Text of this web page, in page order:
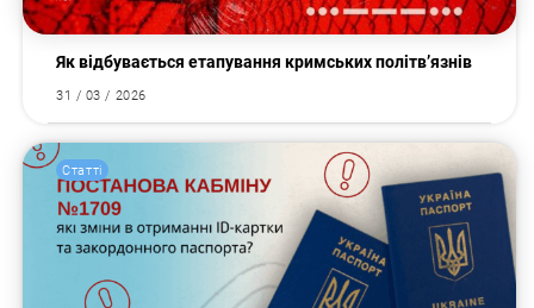
Як відбувається етапування кримських політв’язнів
31 / 03 / 2026
Статті